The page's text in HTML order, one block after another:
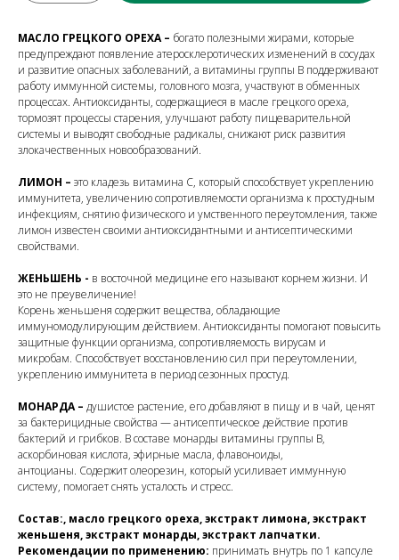
МАСЛО ГРЕЦКОГО ОРЕХА – богато полезными жирами, которые
предупреждают появление атеросклеротических изменений в сосудах
и развитие опасных заболеваний, а витамины группы В поддерживают
работу иммунной системы, головного мозга, участвуют в обменных
процессах. Антиоксиданты, содержащиеся в масле грецкого ореха,
тормозят процессы старения, улучшают работу пищеварительной
системы и выводят свободные радикалы, снижают риск развития
злокачественных новообразований.
ЛИМОН – это кладезь витамина С, который способствует укреплению
иммунитета, увеличению сопротивляемости организма к простудным
инфекциям, снятию физического и умственного переутомления, также
лимон известен своими антиоксидантными и антисептическими
свойствами.
ЖЕНЬШЕНЬ - в восточной медицине его называют корнем жизни. И
это не преувеличение!
Корень женьшеня содержит вещества, обладающие
иммуномодулирующим действием. Антиоксиданты помогают повысить
защитные функции организма, сопротивляемость вирусам и
микробам. Способствует восстановлению сил при переутомлении,
укреплению иммунитета в период сезонных простуд.
МОНАРДА – душистое растение, его добавляют в пищу и в чай, ценят
за бактерицидные свойства — антисептическое действие против
бактерий и грибков. В составе монарды витамины группы В,
аскорбиновая кислота, эфирные масла, флавоноиды,
антоцианы. Содержит олеорезин, который усиливает иммунную
систему, помогает снять усталость и стресс.
Состав:, масло грецкого ореха, экстракт лимона, экстракт
женьшеня, экстракт монарды, экстракт лапчатки.
Рекомендации по применению: принимать внутрь по 1 капсуле